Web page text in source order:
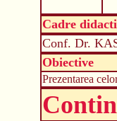
Cadre
Conf. Dr.
Obiective
Prezentarea